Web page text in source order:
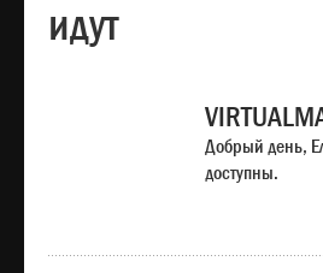
идут
Добрый день,
доступны.